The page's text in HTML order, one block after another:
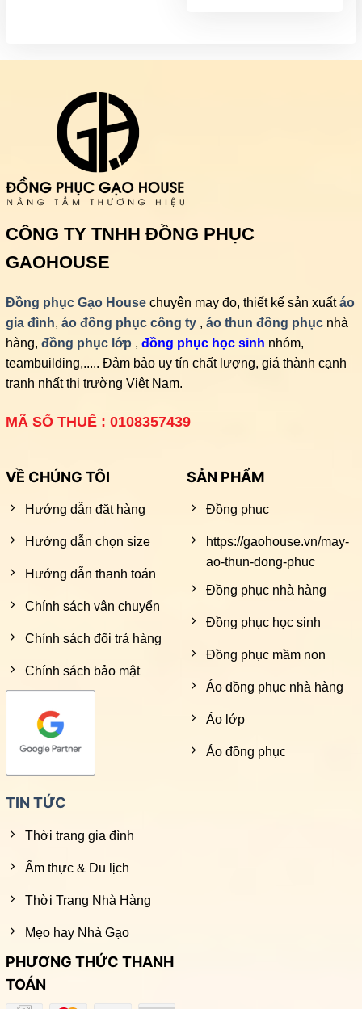
CÔNG TY TNHH ĐỒNG PHỤC
GAOHOUSE
Đồng phục Gạo Housechuyên may đo, thiết kế sản xuấtáo
gia đình, áo đồng phục công ty, áo thun đồng phụcnhà
hàng, đồng phục lớp , đồng phục học sinh nhóm,
teambuilding,..... Đảm bảo uy tín chất lượng, giá thành cạnh
tranh nhất thị trường Việt Nam.
MÃ SỐ THUẾ : 0108357439
VỀ CHÚNG TÔI
Hướng dẫn đặt hàng
Hướng dẫn chọn size
Hướng dẫn thanh toán
Chính sách vận chuyển
Chính sách đổi trả hàng
Chính sách bảo mật
SẢN PHẨM
Đồng phục
https://gaohouse.vn/may-
ao-thun-dong-phuc
Đồng phục nhà hàng
Đồng phục học sinh
Đồng phục mầm non
Áo đồng phục nhà hàng
Áo lớp
Áo đồng phục
TIN TỨC
Thời trang gia đình
Ẩm thực & Du lịch
Thời Trang Nhà Hàng
Mẹo hay Nhà Gạo
PHƯƠNG THỨC THANH
TOÁN